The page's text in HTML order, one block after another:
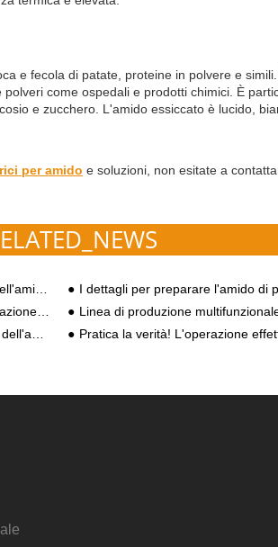
e fecola di patate, proteine in polvere e
come ospedali e prodotti chimici. È
e zucchero. L'amido essiccato è lucido,
per amido e soluzioni, non esitate a
dolci?
I dettagli per preparare l'amido di
dolci
Linea di produzione multifunzionale per
dolci?
Pratica la verità! L'operazione effettiva è lo standard per testare la qualità